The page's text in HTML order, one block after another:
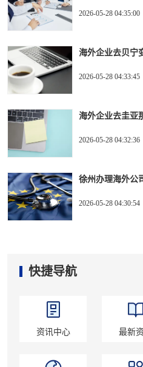
2026-05-28 04:35:00
海外企业去贝宁
2026-05-28 04:33:45
海外企业去圭亚
2026-05-28 04:32:36
徐州办理海外公
2026-05-28 04:30:54
快捷导航
资讯中心 最新